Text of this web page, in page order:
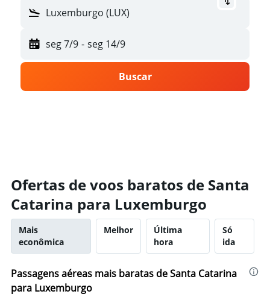
Luxemburgo (LUX)
seg 7/9 - seg 14/9
Buscar
Ofertas de voos baratos de Santa
Catarina para Luxemburgo
Mais
econômica
Melhor
Última
hora
Só
ida
Passagens aéreas mais baratas de Santa Catarina
para Luxemburgo